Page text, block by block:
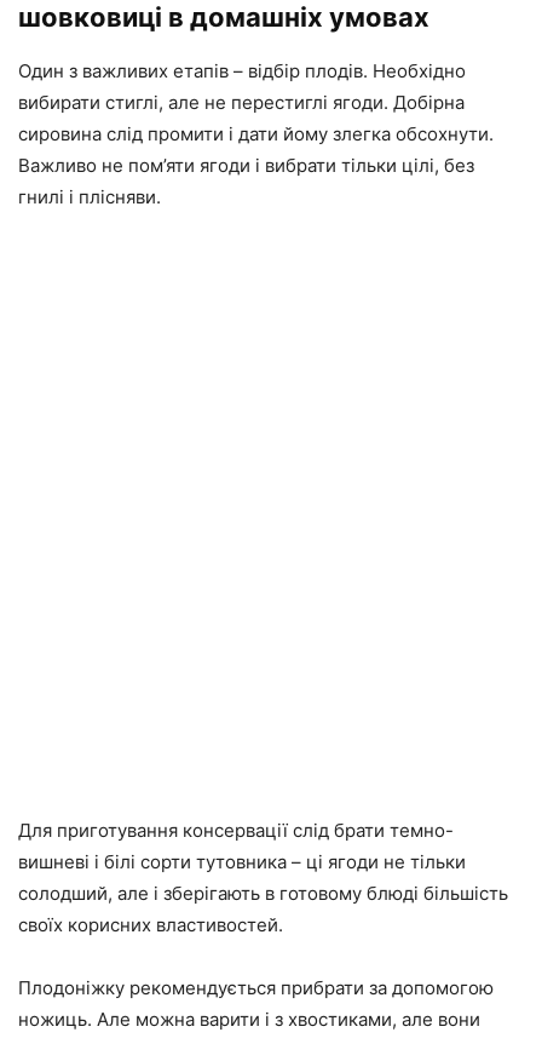
шовковиці в домашніх умовах
Один з важливих етапів – відбір плодів. Необхідно
вибирати стиглі, але не перестиглі ягоди. Добірна
сировина слід промити і дати йому злегка обсохнути.
Важливо не пом’яти ягоди і вибрати тільки цілі, без
гнилі і плісняви.
Для приготування консервації слід брати темно-
вишневі і білі сорти тутовника – ці ягоди не тільки
солодший, але і зберігають в готовому блюді більшість
своїх корисних властивостей.
Плодоніжку рекомендується прибрати за допомогою
ножиць. Але можна варити і з хвостиками, але вони